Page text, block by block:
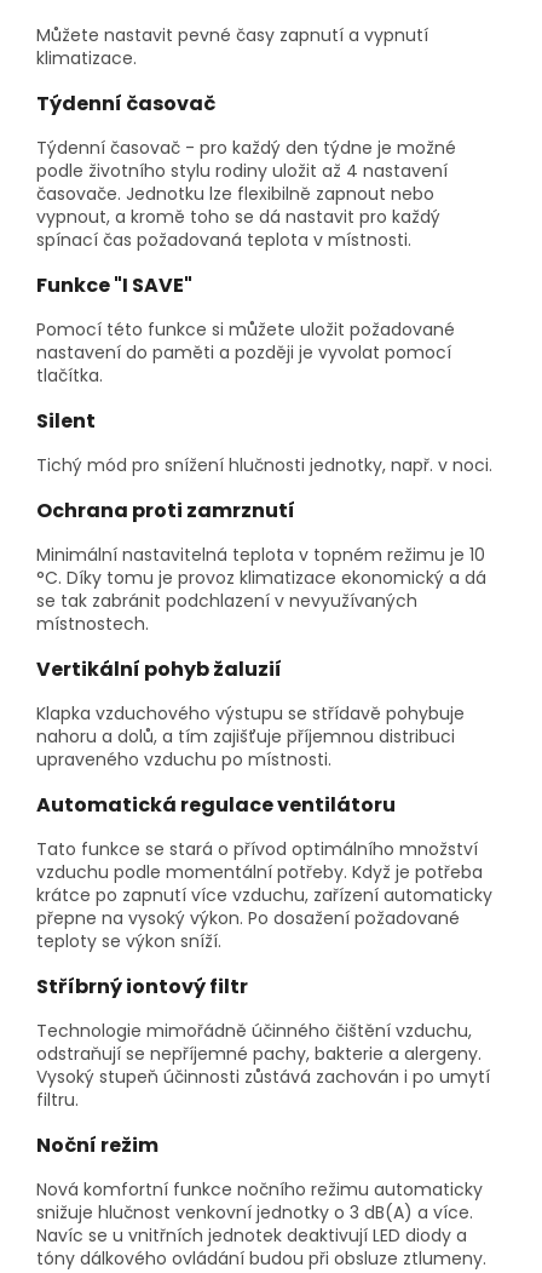
Můžete nastavit pevné časy zapnutí a vypnutí
klimatizace.
Týdenní časovač
Týdenní časovač - pro každý den týdne je možné
podle životního stylu rodiny uložit až 4 nastavení
časovače. Jednotku lze flexibilně zapnout nebo
vypnout, a kromě toho se dá nastavit pro každý
spínací čas požadovaná teplota v místnosti.
Funkce "I SAVE"
Pomocí této funkce si můžete uložit požadované
nastavení do paměti a později je vyvolat pomocí
tlačítka.
Silent
Tichý mód pro snížení hlučnosti jednotky, např. v noci.
Ochrana proti zamrznutí
Minimální nastavitelná teplota v topném režimu je 10
°C. Díky tomu je provoz klimatizace ekonomický a dá
se tak zabránit podchlazení v nevyužívaných
místnostech.
Vertikální pohyb žaluzií
Klapka vzduchového výstupu se střídavě pohybuje
nahoru a dolů, a tím zajišťuje příjemnou distribuci
upraveného vzduchu po místnosti.
Automatická regulace ventilátoru
Tato funkce se stará o přívod optimálního množství
vzduchu podle momentální potřeby. Když je potřeba
krátce po zapnutí více vzduchu, zařízení automaticky
přepne na vysoký výkon. Po dosažení požadované
teploty se výkon sníží.
Stříbrný iontový filtr
Technologie mimořádně účinného čištění vzduchu,
odstraňují se nepříjemné pachy, bakterie a alergeny.
Vysoký stupeň účinnosti zůstává zachován i po umytí
filtru.
Noční režim
Nová komfortní funkce nočního režimu automaticky
snižuje hlučnost venkovní jednotky o 3 dB(A) a více.
Navíc se u vnitřních jednotek deaktivují LED diody a
tóny dálkového ovládání budou při obsluze ztlumeny.